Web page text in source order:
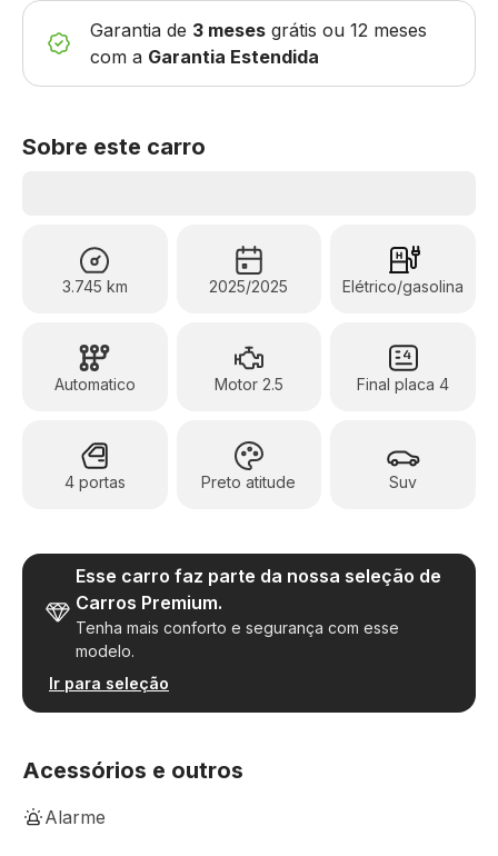
Garantia de 3 meses grátis ou 12 meses
com a Garantia Estendida
Sobre este carro
3.745 km 2025/2025 Elétrico/gasolina
Automatico Motor 2.5 Final placa 4
4 portas Preto atitude Suv
Esse carro faz parte da nossa seleção de
Carros Premium.
Tenha mais conforto e segurança com esse
modelo.
Ir para seleção
Acessórios e outros
Alarme